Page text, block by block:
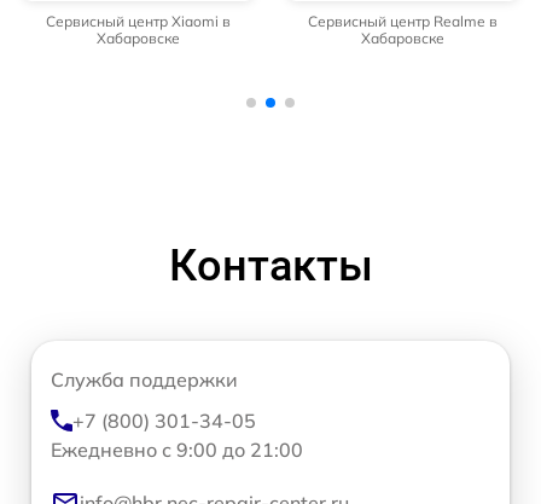
Сервисный центр Xiaomi в
Хабаровске
Сервисный центр Realme в
Хабаровске
Контакты
Служба поддержки
+7 (800) 301-34-05
Ежедневно с 9:00 до 21:00